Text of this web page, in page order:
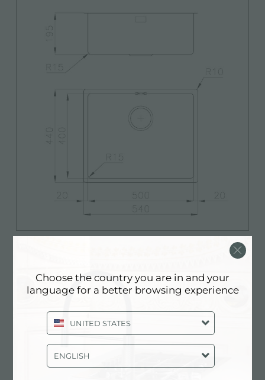
Características
cubeta de radio estrecho
Cubetas de formas cuadradas con un diseño
moderno y una mayor capacidad. Para una
estética minimalista conjugada con la máxima
Choose the country you are in and your
language for a better browsing experience
UNITED STATES
ENGLISH